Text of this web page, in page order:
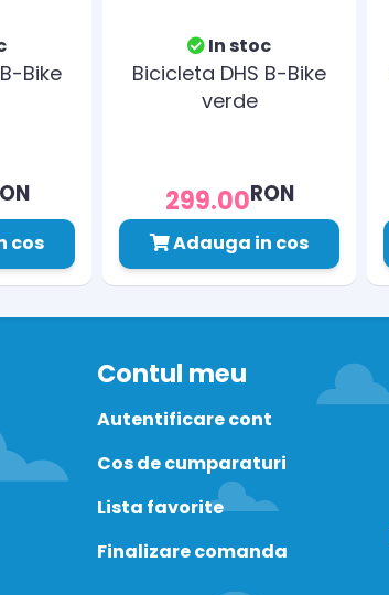
Bike
cos
In stoc
Bicicleta DHS B-Bike
verde
299.00RON
Adauga in cos
Contul meu
Autentificare cont
Cos de cumparaturi
Lista favorite
Finalizare comanda